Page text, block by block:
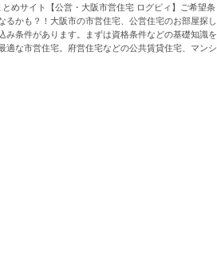
めサイト【公営・大阪市営住宅 ログピィ】ご希望条
かも？！大阪市の市営住宅、公営住宅のお部屋探し
条件があります。まずは資格条件などの基礎知識を
な市営住宅。府営住宅などの公共賃貸住宅、マンシ